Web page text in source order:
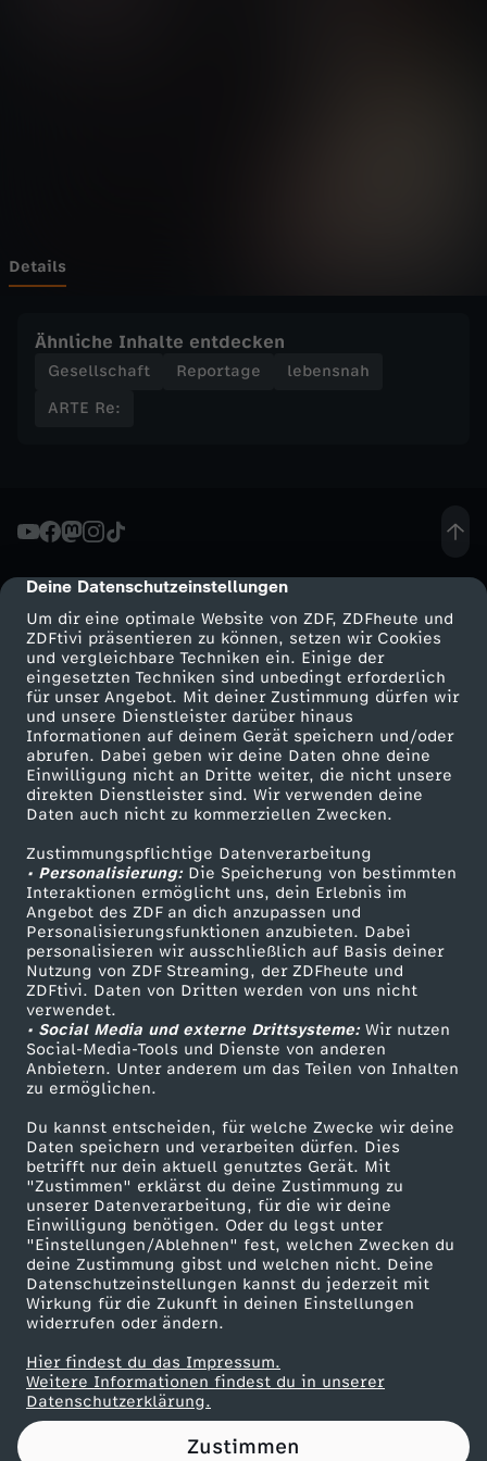
cmp-dialog-description
Deine Datenschutzeinstellungen
Um dir eine optimale Website von ZDF, ZDFheute und
ZDFtivi präsentieren zu können, setzen wir Cookies
und vergleichbare Techniken ein. Einige der
eingesetzten Techniken sind unbedingt erforderlich
für unser Angebot. Mit deiner Zustimmung dürfen wir
und unsere Dienstleister darüber hinaus
Informationen auf deinem Gerät speichern und/oder
abrufen. Dabei geben wir deine Daten ohne deine
Einwilligung nicht an Dritte weiter, die nicht unsere
direkten Dienstleister sind. Wir verwenden deine
Daten auch nicht zu kommerziellen Zwecken.
Zustimmungspflichtige Datenverarbeitung
• Personalisierung:Die Speicherung von bestimmten
Interaktionen ermöglicht uns, dein Erlebnis im
Angebot des ZDF an dich anzupassen und
Personalisierungsfunktionen anzubieten. Dabei
personalisieren wir ausschließlich auf Basis deiner
Nutzung von ZDF Streaming, der ZDFheute und
ZDFtivi. Daten von Dritten werden von uns nicht
verwendet.
• Social Media und externe Drittsysteme:Wir nutzen
Social-Media-Tools und Dienste von anderen
Anbietern. Unter anderem um das Teilen von Inhalten
zu ermöglichen.
Du kannst entscheiden, für welche Zwecke wir deine
Daten speichern und verarbeiten dürfen. Dies
betrifft nur dein aktuell genutztes Gerät. Mit
"Zustimmen" erklärst du deine Zustimmung zu
unserer Datenverarbeitung, für die wir deine
Einwilligung benötigen. Oder du legst unter
"Einstellungen/Ablehnen" fest, welchen Zwecken du
deine Zustimmung gibst und welchen nicht. Deine
Datenschutzeinstellungen kannst du jederzeit mit
Wirkung für die Zukunft in deinen Einstellungen
widerrufen oder ändern.
Hier findest du das Impressum.
Weitere Informationen findest du in unserer
Datenschutzerklärung.
Zustimmen
i
L
d
h
o
t
e
l
v
o
l
l
e
r
E
x
-
H
ä
f
Details
Ähnliche Inhalte entdecken
Gesellschaft Reportage
lebensnah
ARTE Re:
Mehr ZDF
ZDF-Apps
Smart TV
ZDFtext
Livestreams
Sendungen A-Z
TV-Programm
Service
ZDFmitreden
Kontakt zum ZDF
Tickets
Zuschauerservice
Hilfe
ZDF Unternehmen
Karriere
ZDF goes Schule
Werbefernsehen
Mainzelmännchen
Partner